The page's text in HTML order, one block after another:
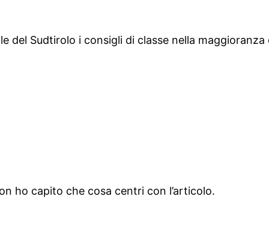
del Sudtirolo i consigli di classe nella
ho capito che cosa centri con l’articolo.